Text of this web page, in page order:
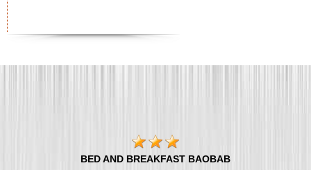
BED AND BREAKFAST BAOBAB